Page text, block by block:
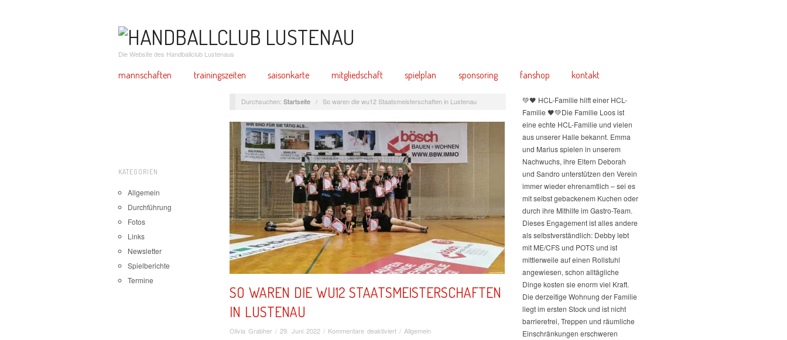
Die Website des Handballclub Lustenaus
mannschaften trainingszeiten saisonkarte mitgliedschaft spielplan sponsoring fanshop kontakt
KATEGORIEN
Allgemein
Durchführung
Fotos
Links
Newsletter
Spielberichte
Termine
Durchsuchen: Startseite / So waren die wu12 Staatsmeisterschaften in Lustenau
SO WAREN DIE WU12 STAATSMEISTERSCHAFTEN
IN LUSTENAU
Olivia Grabher / 29. Juni 2022 / Kommentare deaktiviertfür/ Allgemein
💚🖤 HCL-Familie hilft einer HCL-
Familie 🖤💚Die Familie Loos ist
eine echte HCL-Familie und vielen
aus unserer Halle bekannt. Emma
und Marius spielen in unserem
Nachwuchs, ihre Eltern Deborah
und Sandro unterstützen den Verein
immer wieder ehrenamtlich – sei es
mit selbst gebackenem Kuchen oder
durch ihre Mithilfe im Gastro-Team.
Dieses Engagement ist alles andere
als selbstverständlich: Debby lebt
mit ME/CFS und POTS und ist
mittlerweile auf einen Rollstuhl
angewiesen, schon alltägliche
Dinge kosten sie enorm viel Kraft.
Die derzeitige Wohnung der Familie
liegt im ersten Stock und ist nicht
barrierefrei, Treppen und räumliche
Einschränkungen erschweren